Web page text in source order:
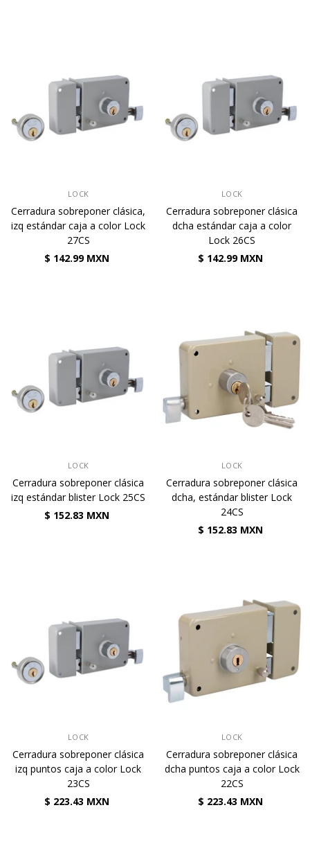
LOCK
Cerradura sobreponer clásica,
izq estándar caja a color Lock
27CS
$ 142.99 MXN
LOCK
Cerradura sobreponer clásica
dcha estándar caja a color
Lock 26CS
$ 142.99 MXN
LOCK
Cerradura sobreponer clásica
izq estándar blister Lock 25CS
$ 152.83 MXN
LOCK
Cerradura sobreponer clásica
dcha, estándar blister Lock
24CS
$ 152.83 MXN
LOCK
Cerradura sobreponer clásica
izq puntos caja a color Lock
23CS
$ 223.43 MXN
LOCK
Cerradura sobreponer clásica
dcha puntos caja a color Lock
22CS
$ 223.43 MXN